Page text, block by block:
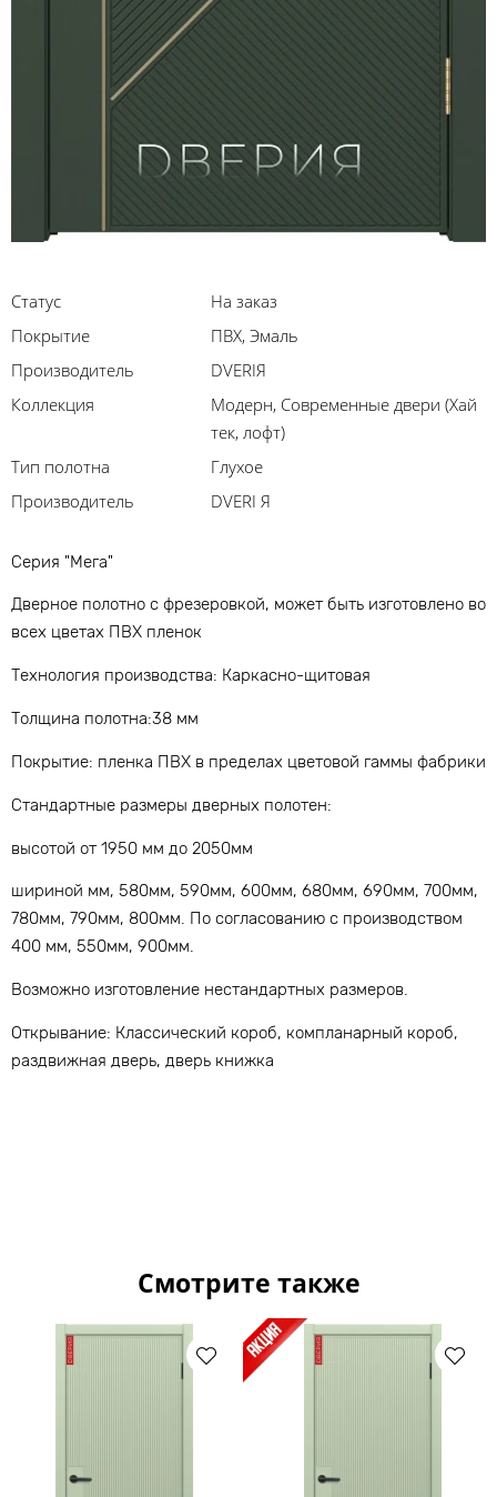
Статус
На заказ
Покрытие
ПВХ, Эмаль
Производитель
DVERIЯ
Коллекция
Модерн, Современные двери (Хай
тек, лофт)
Тип полотна
Глухое
Производитель
DVERI Я
Серия "Мега"
Дверное полотно с фрезеровкой, может быть изготовлено во
всех цветах ПВХ пленок
Технология производства: Каркасно-щитовая
Толщина полотна:38 мм
Покрытие: пленка ПВХ в пределах цветовой гаммы фабрики
Стандартные размеры дверных полотен:
высотой от 1950 мм до 2050мм
шириной мм, 580мм, 590мм, 600мм, 680мм, 690мм, 700мм,
780мм, 790мм, 800мм. По согласованию с производством
400 мм, 550мм, 900мм.
Возможно изготовление нестандартных размеров.
Открывание: Классический короб, компланарный короб,
раздвижная дверь, дверь книжка
Смотрите также